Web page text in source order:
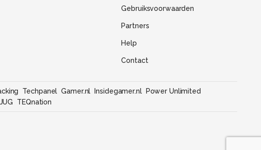
Gebruiksvoorwaarden
Partners
Help
Contact
Techpanel Gamer.nl Insidegamer.nl
Power Unlimited
TEQnation